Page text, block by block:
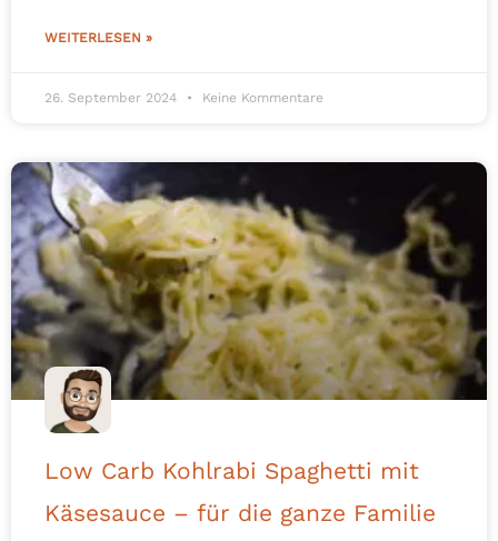
WEITERLESEN »
26. September 2024 Keine Kommentare
Low Carb Kohlrabi Spaghetti mit
Käsesauce – für die ganze Familie